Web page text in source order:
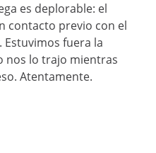
es deplorable: el
contacto previo con el
fuera la
nos lo trajo mientras
Atentamente.